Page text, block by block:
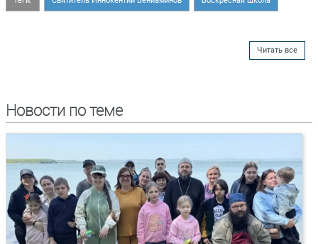
Читать все
Новости по теме